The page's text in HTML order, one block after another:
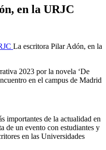
en la URJC
La escritora Pilar Adón, en la
2023 por la novela ‘De
en el campus de Madrid
importantes de la actualidad en
de un evento con estudiantes y
en las Universidades